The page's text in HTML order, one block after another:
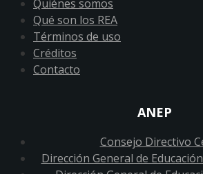
Quiénes somos
Qué son los REA
Términos de uso
Créditos
Contacto
ANEP
Consejo Directivo
Dirección General de